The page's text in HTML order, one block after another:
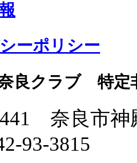
ーポリシー
良クラブ 特定
奈良市
93-3815